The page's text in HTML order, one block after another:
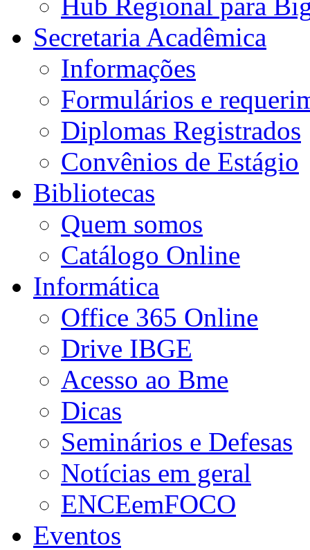
Secretaria Acadêmica
Informações
Formulários e
Diplomas Registrados
Convênios de Estágio
Bibliotecas
Quem somos
Catálogo Online
Informática
Office 365 Online
Drive IBGE
Acesso ao Bme
Dicas
Seminários e Defesas
Notícias em geral
ENCEemFOCO
Eventos